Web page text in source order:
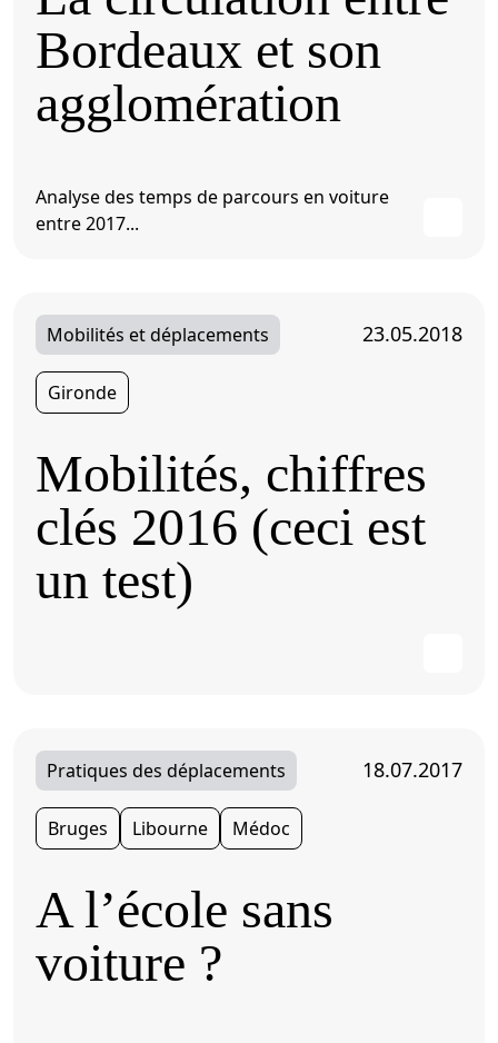
Bordeaux et son
agglomération
Analyse des temps de parcours en voiture
entre 2017...
Mobilités et déplacements 23.05.2018
Gironde
Mobilités, chiffres
clés 2016 (ceci est
un test)
Pratiques des déplacements 18.07.2017
Bruges Libourne Médoc
A l’école sans
voiture ?